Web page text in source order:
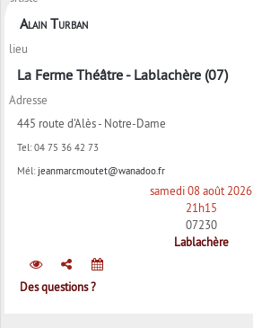
Alain Turban
lieu
La Ferme Théâtre - Lablachère (07)
Adresse
445 route d'Alès - Notre-Dame
Tel: 04 75 36 42 73
Mél: jeanmarcmoutet@wanadoo.fr
samedi 08 août 2026
21h15
07230
Lablachère
Des questions ?